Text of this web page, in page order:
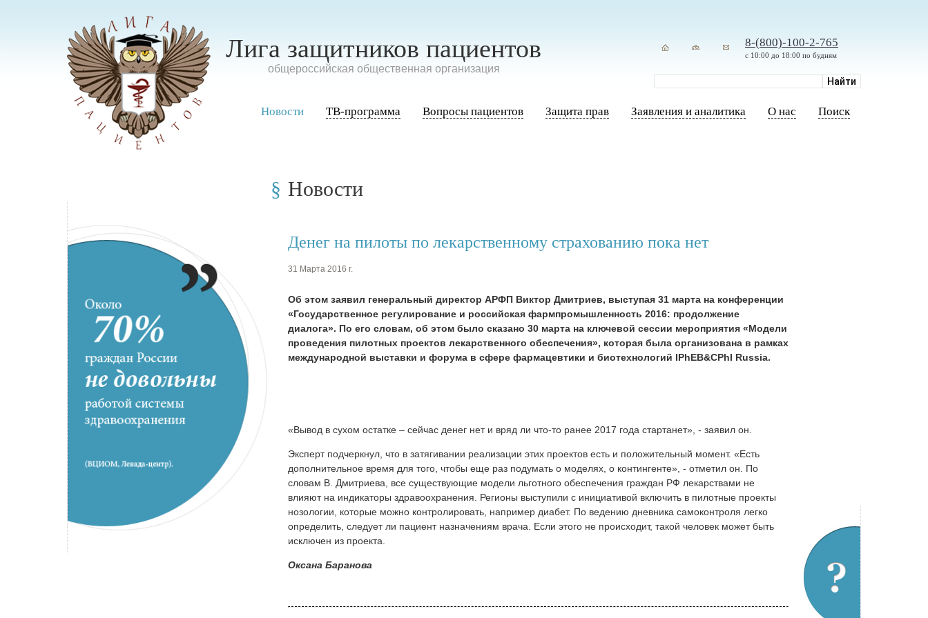
Лига защитников пациентов
oбщероссийская общественная организация
8-(800)-100-2-765
с 10:00 до 18:00 по будням
Новости ТВ-программа Вопросы пациентов Защита прав Заявления и аналитика О нас Поиск
Новости
Денег на пилоты по лекарственному страхованию пока нет
31 Марта 2016 г.
Об этом заявил генеральный директор АРФП Виктор Дмитриев, выступая 31 марта на конференции
«Государственное регулирование и российская фармпромышленность 2016: продолжение
диалога». По его словам, об этом было сказано 30 марта на ключевой сессии мероприятия «Модели
проведения пилотных проектов лекарственного обеспечения», которая была организована в рамках
международной выставки и форума в сфере фармацевтики и биотехнологий IPhEB&CPhI Russia.
«Вывод в сухом остатке – сейчас денег нет и вряд ли что-то ранее 2017 года стартанет», - заявил он.
Эксперт подчеркнул, что в затягивании реализации этих проектов есть и положительный момент. «Есть
дополнительное время для того, чтобы еще раз подумать о моделях, о контингенте», - отметил он. По
словам В. Дмитриева, все существующие модели льготного обеспечения граждан РФ лекарствами не
влияют на индикаторы здравоохранения. Регионы выступили с инициативой включить в пилотные проекты
нозологии, которые можно контролировать, например диабет. По ведению дневника самоконтроля легко
определить, следует ли пациент назначениям врача. Если этого не происходит, такой человек может быть
исключен из проекта.
Оксана Баранова